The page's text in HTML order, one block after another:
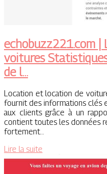
echobuzz221.com
voitures
de l…
Location et location de
fournit des informations clés
aux clients grâce à un
contient toutes les données
fortement…
Lire la suite